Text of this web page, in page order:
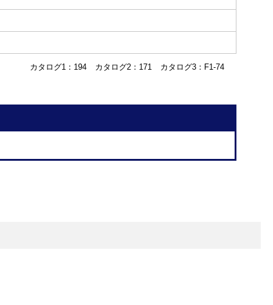
カタログ1：194 カタログ2：171 カタログ3：F1-74